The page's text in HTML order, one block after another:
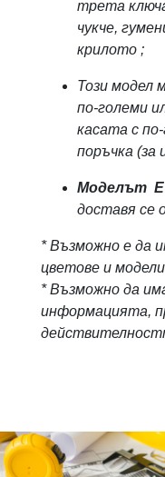
трета
чукче,
крилото ;
Този модел
по-големи
касата с
поръчка (за
Моделът
доставя се
* Възможно е да
цветове и
* Възможно да
информацията,